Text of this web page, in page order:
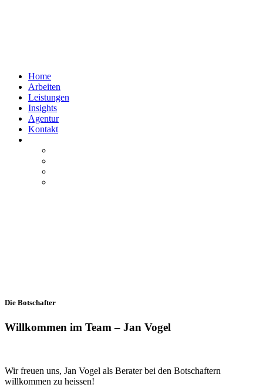
Home
Arbeiten
Leistungen
Insights
Agentur
Kontakt
Die Botschafter
Willkommen im Team – Jan Vogel
Wir freuen uns, Jan Vogel als Berater bei den Botschaftern
willkommen zu heissen!